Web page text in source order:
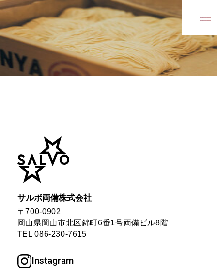
Ryobi Group
SALVO Ryobi Inc.
Ryobi Group
SALVO Ryobi Inc.
経営理念
ファイブスターズ
沿革
拠点一覧
Service
事業紹介
サルボ両備株式会社
〒700-0902
岡山県岡山市北区錦町6番1号両備ビル8階
TEL086-230-7615
Instagram